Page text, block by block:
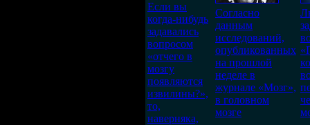
Если вы
когда-нибудь
задавались
вопросом
«отчего в
мозгу
появляются
извилины?»,
то,
наверняка,
Согласно
данным
исследований,
опубликованных
на прошлой
неделе в
журнале «Мозг»,
в головном
мозге